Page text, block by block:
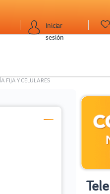
Iniciar
sesión
FIJA Y CELULARES